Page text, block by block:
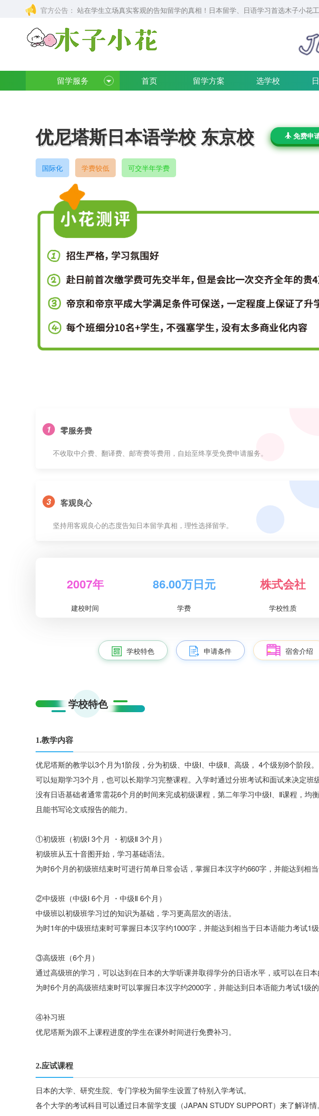
官方公告： 站在学生立场真实客观的告知留学的真相！日本留学、日语学习首选木子小花
留学服务 首页 留学方案 选学校
优尼塔斯日本语学校 东京校 免费申
国际化 学费较低 可交半年学费
1 零服务费
不收取中介费、翻译费、邮寄费等费用，自始至终享受免费申请服务。
3 客观良心
坚持用客观良心的态度告知日本留学真相，理性选择留学。
2007年
建校时间
86.00万日元
学费
株式会社
学校性质
学校特色 申请条件 宿舍介绍
学校特色
1.教学内容
优尼塔斯的教学以3个月为1阶段，分为初级、中级Ⅰ、中级Ⅱ、高级， 4个级别8个阶段。
可以短期学习3个月，也可以长期学习完整课程。入学时通过分班考试和面试来决定班级
没有日语基础者通常需花6个月的时间来完成初级课程，第二年学习中级Ⅰ、Ⅱ课程，
且能书写论文或报告的能力。
①初级班（初级Ⅰ 3个月 ・初级Ⅱ 3个月）
初级班从五十音图开始，学习基础语法。
为时6个月的初级班结束时可进行简单日常会话，掌握日本汉字约660字，并能达到相当
②中级班（中级Ⅰ 6个月 ・中级Ⅱ 6个月）
中级班以初级班学习过的知识为基础，学习更高层次的语法。
为时1年的中级班结束时可掌握日本汉字约1000字，并能达到相当于日本语能力考试1级
③高级班（6个月）
通过高级班的学习，可以达到在日本的大学听课并取得学分的日语水平，或可以在日本
为时6个月的高级班结束时可以掌握日本汉字约2000字，并能达到日本语能力考试1级的
④补习班
优尼塔斯为跟不上课程进度的学生在课外时间进行免费补习。
2.应试课程
日本的大学、研究生院、专门学校为留学生设置了特别入学考试。
各个大学的考试科目可以通过日本留学支援（JAPAN STUDY SUPPORT）来了解详情。